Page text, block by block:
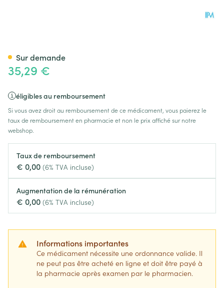
35,29 €
éligibles au remboursement
Si vous avez droit au remboursement de ce médicament, vous paierez le
taux de remboursement en pharmacie et non le prix affiché sur notre
webshop.
Taux de remboursement
€ 0,00 (6% TVA incluse)
Augmentation de la rémunération
€ 0,00 (6% TVA incluse)
Informations importantes
Ce médicament nécessite une ordonnance valide. Il
ne peut pas être acheté en ligne et doit être payé à
la pharmacie après examen par le pharmacien.
Sur demande